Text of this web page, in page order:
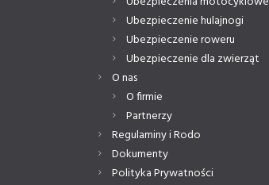
Ubezpieczenie hulajnogi
Ubezpieczenie roweru
Ubezpieczenie dla zwierząt
O nas
O firmie
Partnerzy
Regulaminy i Rodo
Dokumenty
Polityka Prywatności